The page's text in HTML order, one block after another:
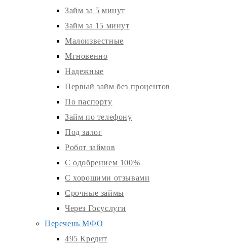
Займ за 5 минут
Займ за 15 минут
Малоизвестные
Мгновенно
Надежные
Первый займ без процентов
По паспорту
Займ по телефону
Под залог
Робот займов
С одобрением 100%
С хорошими отзывами
Срочные займы
Через Госуслуги
Перечень МФО
495 Кредит